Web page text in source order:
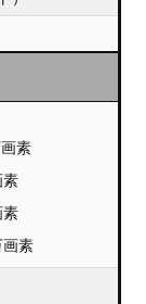
素
素
素
画素